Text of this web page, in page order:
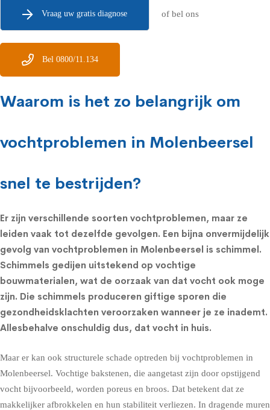
Vraag uw gratis diagnose of bel ons
Bel 0800/11.134
Waarom is het zo belangrijk om
vochtproblemen in Molenbeersel
snel te bestrijden?
Er zijn verschillende soorten vochtproblemen, maar ze
leiden vaak tot dezelfde gevolgen. Een bijna onvermijdelijk
gevolg van vochtproblemen in Molenbeersel is schimmel.
Schimmels gedijen uitstekend op vochtige
bouwmaterialen, wat de oorzaak van dat vocht ook moge
zijn. Die schimmels produceren giftige sporen die
gezondheidsklachten veroorzaken wanneer je ze inademt.
Allesbehalve onschuldig dus, dat vocht in huis.
Maar er kan ook structurele schade optreden bij vochtproblemen in
Molenbeersel. Vochtige bakstenen, die aangetast zijn door opstijgend
vocht bijvoorbeeld, worden poreus en broos. Dat betekent dat ze
makkelijker afbrokkelen en hun stabiliteit verliezen. In dragende muren